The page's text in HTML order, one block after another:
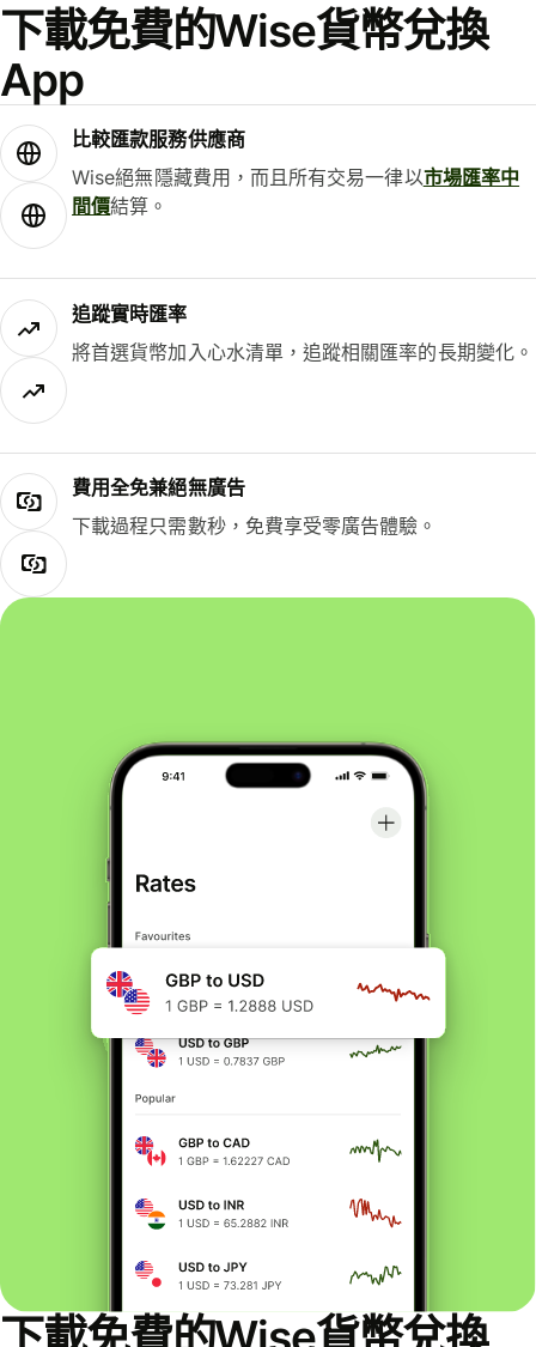
下載免費的Wise貨幣兌換
App
比較匯款服務供應商
Wise絕無隱藏費用，而且所有交易一律以市場匯率中
間價結算。
追蹤實時匯率
將首選貨幣加入心水清單，追蹤相關匯率的長期變化。
費用全免兼絕無廣告
下載過程只需數秒，免費享受零廣告體驗。